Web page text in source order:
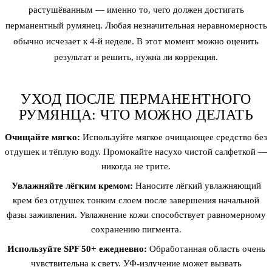
растушёванным — именно то, чего должен достигать
перманентный румянец. Любая незначительная неравномерность
обычно исчезает к 4-й неделе. В этот момент можно оценить
результат и решить, нужна ли коррекция.
УХОД ПОСЛЕ ПЕРМАНЕНТНОГО
РУМЯНЦА: ЧТО МОЖНО ДЕЛАТЬ
Очищайте мягко: Используйте мягкое очищающее средство без
отдушек и тёплую воду. Промокайте насухо чистой салфеткой —
никогда не трите.
Увлажняйте лёгким кремом: Наносите лёгкий увлажняющий
крем без отдушек тонким слоем после завершения начальной
фазы заживления. Увлажнение кожи способствует равномерному
сохранению пигмента.
Используйте SPF 50+ ежедневно: Обработанная область очень
чувствительна к свету. УФ-излучение может вызвать